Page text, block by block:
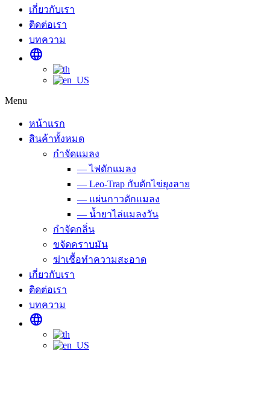
เกี่ยวกับเรา
ติดต่อเรา
บทความ
language
Menu
หน้าแรก
สินค้าทั้งหมด
กำจัดแมลง
— ไฟดักแมลง
— Leo-Trap กับดักไข่ยุงลาย
— แผ่นกาวดักแมลง
— น้ำยาไล่แมลงวัน
กำจัดกลิ่น
ขจัดคราบมัน
ฆ่าเชื้อทำความสะอาด
เกี่ยวกับเรา
ติดต่อเรา
บทความ
language